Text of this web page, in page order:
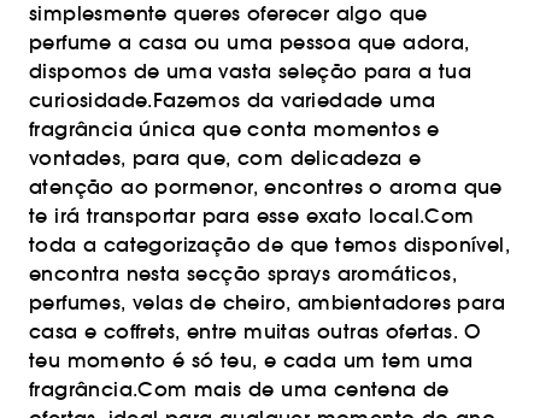
simplesmente queres oferecer algo que
perfume a casa ou uma pessoa que adora,
dispomos de uma vasta seleção para a tua
curiosidade.Fazemos da variedade uma
fragrância única que conta momentos e
vontades, para que, com delicadeza e
atenção ao pormenor, encontres o aroma que
te irá transportar para esse exato local.Com
toda a categorização de que temos disponível,
encontra nesta secção sprays aromáticos,
perfumes, velas de cheiro, ambientadores para
casa e coffrets, entre muitas outras ofertas. O
teu momento é só teu, e cada um tem uma
fragrância.Com mais de uma centena de